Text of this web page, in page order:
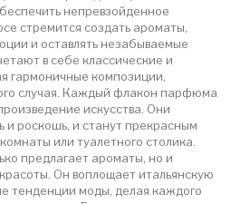
непревзойденное
стремится создать ароматы,
и оставлять незабываемые
в себе классические и
гармоничные композиции,
случая. Каждый флакон парфюма
искусства. Они
и роскошь, и станут прекрасным
или туалетного столика.
предлагает ароматы, но и
Он воплощает итальянскую
тенденции моды, делая каждого